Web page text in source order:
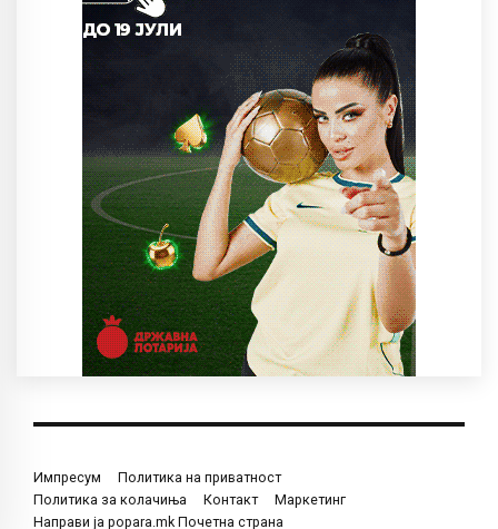
Импресум
Политика на приватност
Политика за колачиња
Контакт
Маркетинг
Направи ја popara.mk Почетна страна